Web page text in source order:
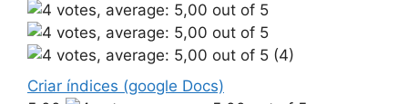
(4)
Criar índices (google Docs)